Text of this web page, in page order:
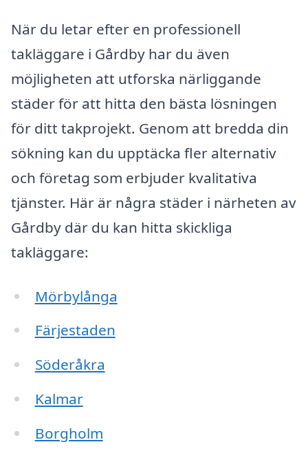
När du letar efter en professionell
takläggare i Gårdby har du även
möjligheten att utforska närliggande
städer för att hitta den bästa lösningen
för ditt takprojekt. Genom att bredda din
sökning kan du upptäcka fler alternativ
och företag som erbjuder kvalitativa
tjänster. Här är några städer i närheten av
Gårdby där du kan hitta skickliga
takläggare:
Mörbylånga
Färjestaden
Söderåkra
Kalmar
Borgholm